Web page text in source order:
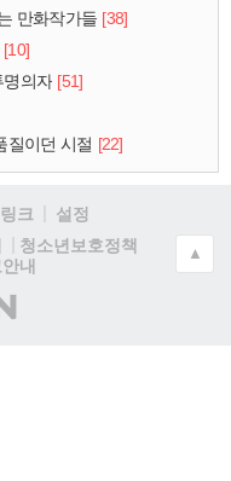
만화작가들 [38]
[10]
명의자 [51]
질이던 시절 [22]
크
설정
청소년보호정책
내
▲